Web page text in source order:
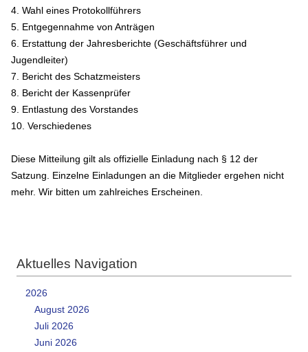
4. Wahl eines Protokollführers
5. Entgegennahme von Anträgen
6. Erstattung der Jahresberichte (Geschäftsführer und
Jugendleiter)
7. Bericht des Schatzmeisters
8. Bericht der Kassenprüfer
9. Entlastung des Vorstandes
10. Verschiedenes
Diese Mitteilung gilt als offizielle Einladung nach § 12 der
Satzung. Einzelne Einladungen an die Mitglieder ergehen nicht
mehr. Wir bitten um zahlreiches Erscheinen.
Aktuelles Navigation
2026
August 2026
Juli 2026
Juni 2026